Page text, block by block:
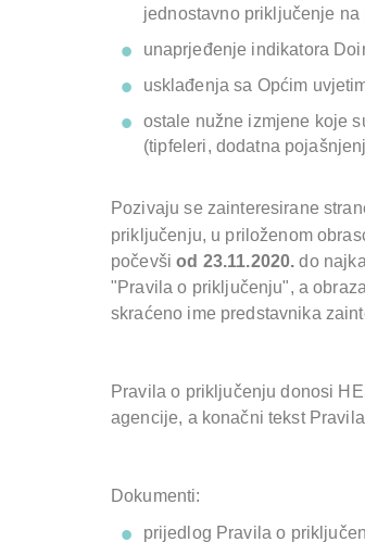
jednostavno priključenje
unaprjeđenje indikatora
usklađenja sa Općim
ostale nužne izmjene koje
(tipfeleri, dodatna
Pozivaju se zainteresirane
priključenju, u priloženom
počevšiod 23.11.2020.do
"Pravila o priključenju", a
skraćeno ime predstavnika
Pravila o priključenju donosi
agencije, a konačni tekst
Dokumenti:
prijedlog Pravila o